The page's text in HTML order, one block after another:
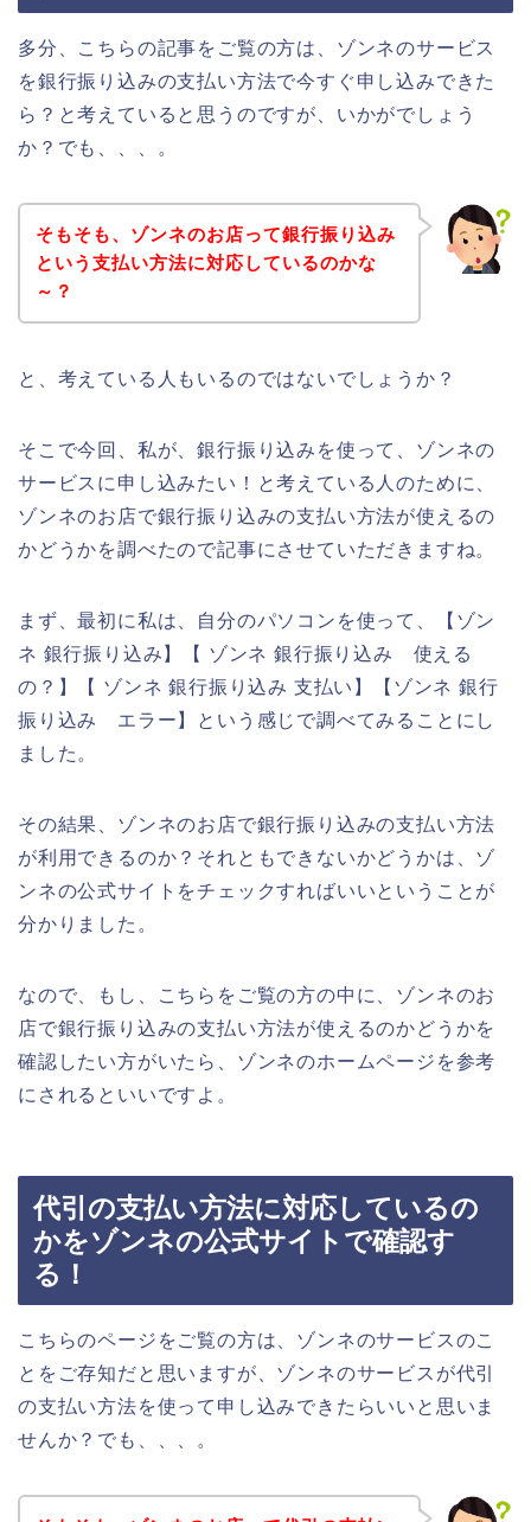
多分、こちらの記事をご覧の方は、ゾンネのサービス
を銀行振り込みの支払い方法で今すぐ申し込みできた
ら？と考えていると思うのですが、いかがでしょう
か？でも、、、。
そもそも、ゾンネのお店って銀行振り込み
という支払い方法に対応しているのかな
～？
と、考えている人もいるのではないでしょうか？
そこで今回、私が、銀行振り込みを使って、ゾンネの
サービスに申し込みたい！と考えている人のために、
ゾンネのお店で銀行振り込みの支払い方法が使えるの
かどうかを調べたので記事にさせていただきますね。
まず、最初に私は、自分のパソコンを使って、【ゾン
ネ 銀行振り込み】【 ゾンネ 銀行振り込み 使える
の？】【 ゾンネ 銀行振り込み 支払い】【ゾンネ 銀行
振り込み エラー】という感じで調べてみることにし
ました。
その結果、ゾンネのお店で銀行振り込みの支払い方法
が利用できるのか？それともできないかどうかは、ゾ
ンネの公式サイトをチェックすればいいということが
分かりました。
なので、もし、こちらをご覧の方の中に、ゾンネのお
店で銀行振り込みの支払い方法が使えるのかどうかを
確認したい方がいたら、ゾンネのホームページを参考
にされるといいですよ。
代引の支払い方法に対応しているの
かをゾンネの公式サイトで確認す
る！
こちらのページをご覧の方は、ゾンネのサービスのこ
とをご存知だと思いますが、ゾンネのサービスが代引
の支払い方法を使って申し込みできたらいいと思いま
せんか？でも、、、。